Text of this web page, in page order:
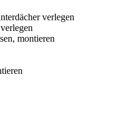
verlegen
montieren